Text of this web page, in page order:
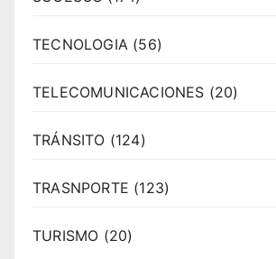
TECNOLOGIA (56)
TELECOMUNICACIONES (20)
TRÁNSITO (124)
TRASNPORTE (123)
TURISMO (20)